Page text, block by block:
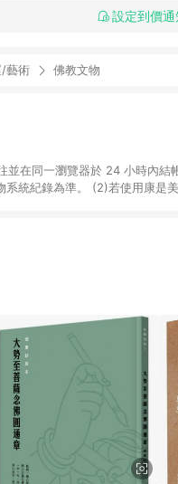
設定到價通
藝術 佛教文物
並在同一瀏覽器於 24 小時內
系統紀錄為準。 (2)若使用康是
知。亦可於LINE購物網站或